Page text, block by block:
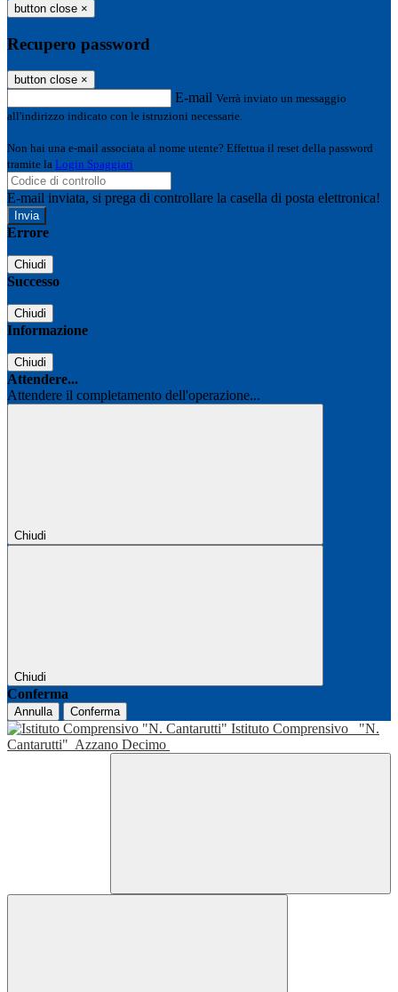
button close ×
Recupero password
button close ×
E-mail Verrà inviato un messaggio
all'indirizzo indicato con le istruzioni necessarie.
Non hai una e-mail associata al nome utente? Effettua il reset della password
tramite la Login Spaggiari
E-mail inviata, si prega di controllare la casella di posta elettronica!
Errore
Chiudi
Successo
Chiudi
Informazione
Chiudi
Attendere...
Attendere il completamento dell'operazione...
Chiudi
Chiudi
Conferma
Annulla Conferma
Istituto Comprensivo
"N.
Cantarutti" Azzano Decimo